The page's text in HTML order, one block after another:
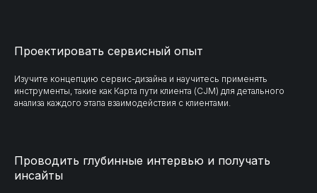
Проектировать сервисный опыт
Изучите концепцию сервис-дизайна и научитесь применять
инструменты, такие как Карта пути клиента (CJM) для детального
анализа каждого этапа взаимодействия с клиентами.
Проводить глубинные интервью и получать
инсайты